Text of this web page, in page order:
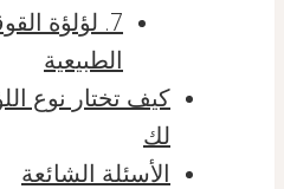
7. لؤلؤة
الطبيعية
كيف تختار نوع
لك
الأسئلة الشائعة